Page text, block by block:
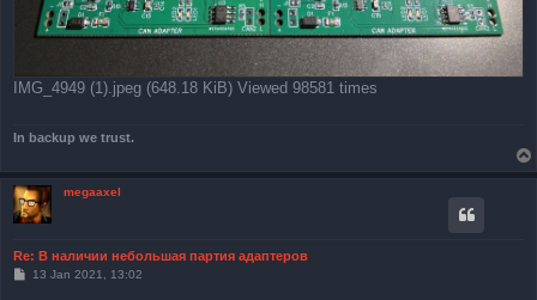
IMG_4949 (1).jpeg (648.18 KiB) Viewed 98581 times
In backup we trust.
megaaxel
Re: В наличии небольшая партия адаптеров
P13 Jan 2021, 13:02